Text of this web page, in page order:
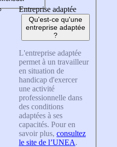
Entreprise adaptée
Qu'est-ce qu'une
entreprise adaptée
?
L'entreprise adaptée
permet à un travailleur
en situation de
handicap d'exercer
une activité
professionnelle dans
des conditions
adaptées à ses
capacités. Pour en
savoir plus, consultez
le site de l’UNEA.